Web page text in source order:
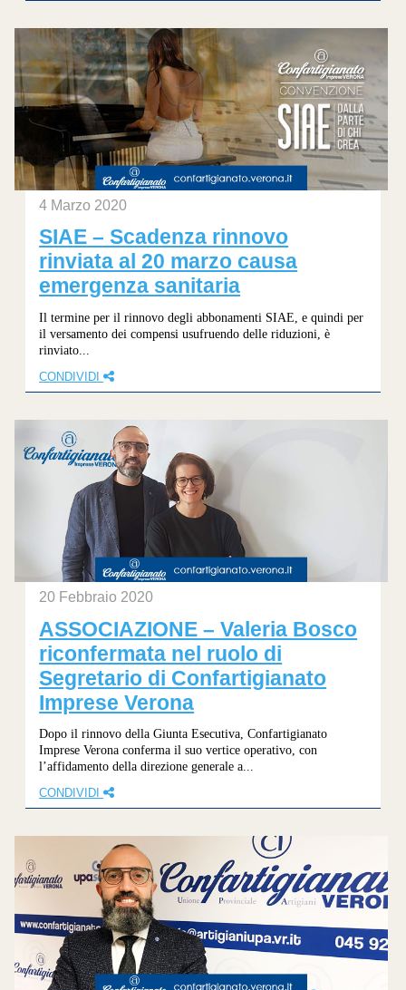
4 Marzo 2020
SIAE – Scadenza rinnovo
rinviata al 20 marzo causa
emergenza sanitaria
Il termine per il rinnovo degli abbonamenti SIAE, e quindi per
il versamento dei compensi usufruendo delle riduzioni, è
rinviato...
CONDIVIDI
20 Febbraio 2020
ASSOCIAZIONE – Valeria Bosco
riconfermata nel ruolo di
Segretario di Confartigianato
Imprese Verona
Dopo il rinnovo della Giunta Esecutiva, Confartigianato
Imprese Verona conferma il suo vertice operativo, con
l’affidamento della direzione generale a...
CONDIVIDI